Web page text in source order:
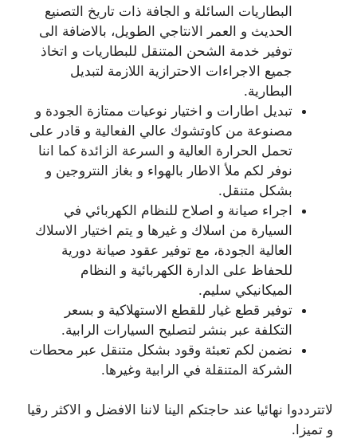
البطاريات السائلة و الجافة ذات تاريخ التصنيع
الحديث و العمر الانتاجي الطويل، بالاضافة الى
توفير خدمة الشحن المتنقل للبطاريات و اتخاذ
جميع الاجراءات الاحترازية اللازمة لتبديل
البطارية.
تبديل اطارات و اختيار نوعيات ممتازة الجودة و
مصنوعة من كاوتشوك عالي الفعالية و قادر على
تحمل الحرارة العالية و السرعة الزائدة كما اننا
نوفر لكم ملأ الاطار بالهواء و بغاز النتروجين و
بشكل متنقل.
اجراء صيانة و اصلاح للنظام الكهربائي في
السيارة من اسلاك و غيرها و يتم اختيار الاسلاك
العالية الجودة، مع توفير عقود صيانة دورية
للحفاظ على الدارة الكهربائية و النظام
الميكانيكي سليم.
توفير قطع غيار للقطع الاستهلاكية و بسعر
التكلفة عبر بنشر لتصليح السيارات الرابية.
نضمن لكم تعبئة وقود بشكل متنقل عبر محطات
الشركة المتنقلة في الرابية وغيرها.
لاتترددوا نهائيا عند حاجتكم الينا لاننا الافضل و الاكثر رقيا
و تميزا.